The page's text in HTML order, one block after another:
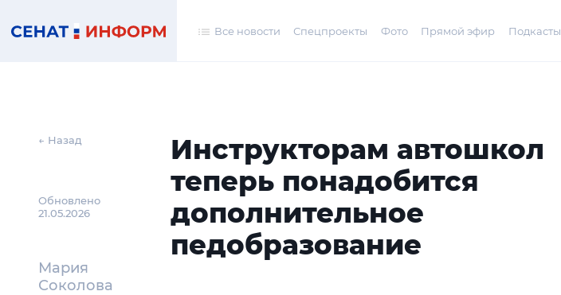
Все новости Спецпроекты Фото Прямой эфир Подкасты
← Назад
Обновлено
21.05.2026
Мария
Соколова
Инструкторам автошкол
теперь понадобится
дополнительное
педобразование